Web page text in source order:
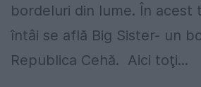
bordeluri din lume. În acest
întâi se află Big Sister- un
Republica Cehă. Aici toţi...